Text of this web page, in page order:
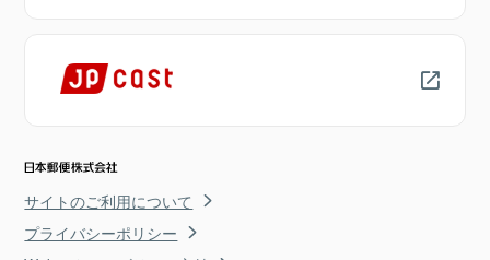
サイトのご利用について
プライバシーポリシー